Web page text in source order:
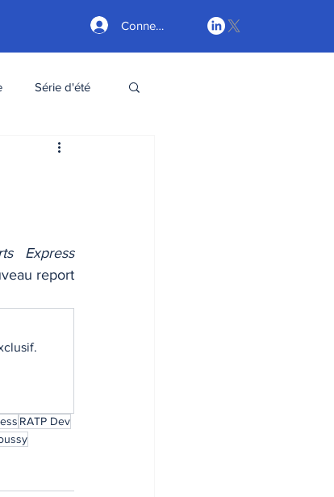
Connexion
Série d'été
Express
report
RATP Dev